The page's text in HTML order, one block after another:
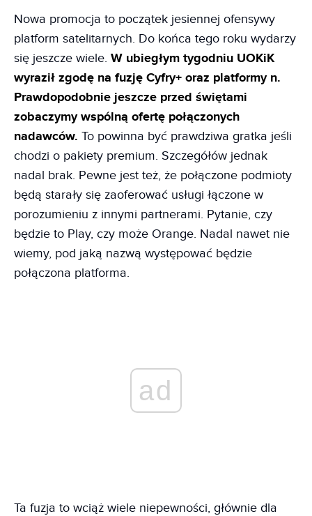
Nowa promocja to początek jesiennej ofensywy
platform satelitarnych. Do końca tego roku wydarzy
się jeszcze wiele. W ubiegłym tygodniu UOKiK
wyraził zgodę na fuzję Cyfry+ oraz platformy n.
Prawdopodobnie jeszcze przed świętami
zobaczymy wspólną ofertę połączonych
nadawców. To powinna być prawdziwa gratka jeśli
chodzi o pakiety premium. Szczegółów jednak
nadal brak. Pewne jest też, że połączone podmioty
będą starały się zaoferować usługi łączone w
porozumieniu z innymi partnerami. Pytanie, czy
będzie to Play, czy może Orange. Nadal nawet nie
wiemy, pod jaką nazwą występować będzie
połączona platforma.
ad
Ta fuzja to wciąż wiele niepewności, głównie dla